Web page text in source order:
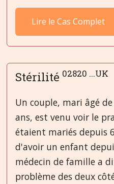
Lire le Cas Complet
Stérilité 02820 ...UK
Un couple, mari âgé
ans, est venu voir le
étaient mariés depuis
d'avoir un enfant
médecin de famille a
problème des deux